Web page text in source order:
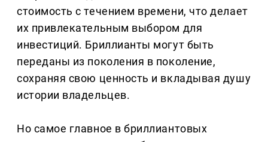
стоимость с течением времени, что делает
их привлекательным выбором для
инвестиций. Бриллианты могут быть
переданы из поколения в поколение,
сохраняя свою ценность и вкладывая душу
истории владельцев.
Но самое главное в бриллиантовых